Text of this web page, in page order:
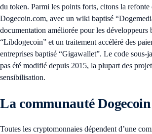
du token. Parmi les points forts, citons la refonte
Dogecoin.com, avec un wiki baptisé
documentation améliorée pour les développeurs
“Libdogecoin” et un traitement accéléré des
entreprises baptisé “Gigawallet”. Le code sous-
pas été modifié depuis 2015, la plupart des
sensibilisation.
La communauté Dogecoin
Toutes les cryptomonnaies dépendent d’une